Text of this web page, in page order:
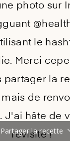
photo sur
le
Merci
partager la
de
J'ai hâte de
revisite !
Partager la recette